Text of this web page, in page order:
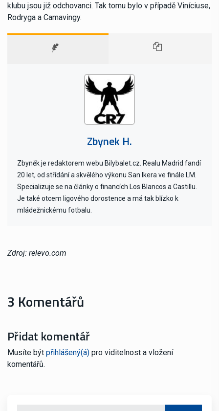
klubu jsou již odchovanci. Tak tomu bylo v případě Viníciuse,
Rodryga a Camavingy.
Zbynek H.
Zbyněk je redaktorem webu Bilybalet.cz. Realu Madrid fandí
20 let, od střídání a skvělého výkonu San Ikera ve finále LM.
Specializuje se na články o financích Los Blancos a Castillu.
Je také otcem ligového dorostence a má tak blízko k
mládežnickému fotbalu.
Zdroj: relevo.com
3 Komentářů
Přidat komentář
Musíte být přihlášený(á) pro viditelnost a vložení
komentářů.